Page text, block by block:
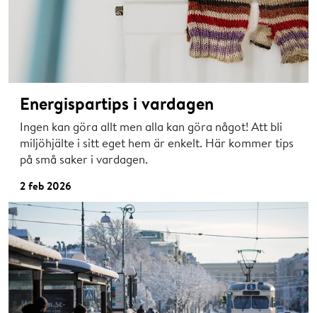
Energispartips i vardagen
Ingen kan göra allt men alla kan göra något! Att bli
miljöhjälte i sitt eget hem är enkelt. Här kommer tips
på små saker i vardagen.
2 feb 2026